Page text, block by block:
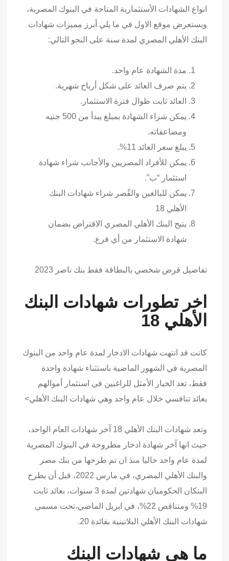
انواع الشهادات الأستثمارية المتاحة في البنوك المصرية،
ويستعرض موقع الاول في ما يلي أبرز مميزات شهادات
البنك الأهلي المصري لمدة سنة على النحو التالي:
مدة الشهادة عام واحد.
يتم صرف العائد على شكل أرباح شهرية.
العائد ثابت طوال فترة الاستثمار.
يمكن شراء الشهادة بمبلغ يبدأ من 500 جنيه
ومضاعفاته.
يبلغ سعر العائد 11%.
يمكن للأفراد المصريين والأجانب شراء شهادة
استثمار “ب”.
يمكن للبالغين والقُصر شراء شهادات البنك
الأهلي 18
يتيح البنك الأهلي المصري الاقتراض بضمان
شهادة الاستثمار من أي فرع.
تفاصيل قرض شخصي بالبطاقة فقط بنك ناصر 2023
اخر تطورات شهادات البنك
الأهلي 18
كانت قد انتهت شهادات الادخار لمدة عام واحد من البنوك
المصرية في الشهور الماضية باستثناء شهادة واحدة
فقط، تعد الخيار الأمثل للراغبين في استثمار أموالهم
بعائد تنافسي خلال عام واحد وهي شهادات البنك الأهلي>
وتعد شهادات البنك الأهلي 18 آخر شهادات العام الواحد،
حيث انها آخر شهادة ادخار مطروحة في البنوك المصرية
لمدة عام واحد حاليا منذ ان تم طرحها من بنك مصر
والبنك الأهلي المصري، في مارس 2022، قبل أن يطرح
البنكان الحكوميان شهادتين لمدة 3 سنوات، بعائد ثابت
19% ومتناقص 22%، في ابريل الماضي،تحت مسمي
شهادات البنك الأهلي البلاتينية بفائدة 20.
ما هي شهادات البنك